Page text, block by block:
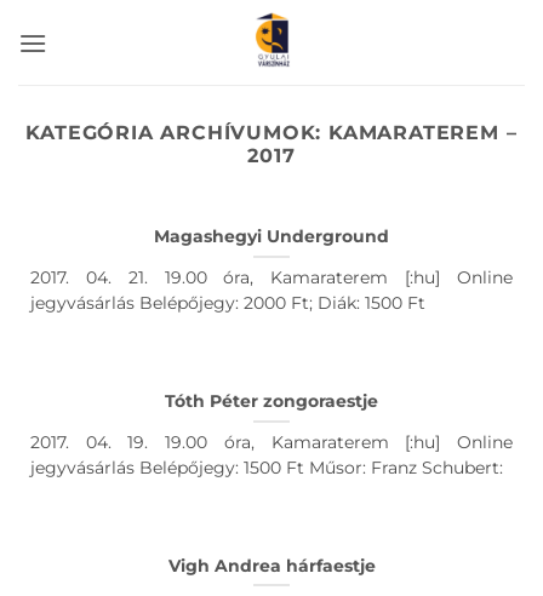
KATEGÓRIA ARCHÍVUMOK: KAMARATEREM –
2017
Magashegyi Underground
2017. 04. 21. 19.00 óra, Kamaraterem [:hu] Online
jegyvásárlás Belépőjegy: 2000 Ft; Diák: 1500 Ft
Tóth Péter zongoraestje
2017. 04. 19. 19.00 óra, Kamaraterem [:hu] Online
jegyvásárlás Belépőjegy: 1500 Ft Műsor: Franz Schubert:
Vigh Andrea hárfaestje